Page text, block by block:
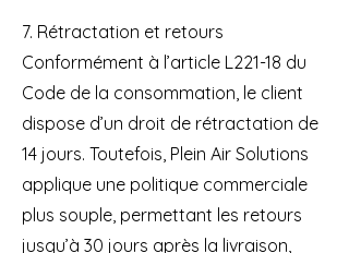
7. Rétractation et retours
Conformément à l’article L221-18 du
Code de la consommation, le client
dispose d’un droit de rétractation de
14 jours. Toutefois, Plein Air Solutions
applique une politique commerciale
plus souple, permettant les retours
jusqu’à 30 jours après la livraison,